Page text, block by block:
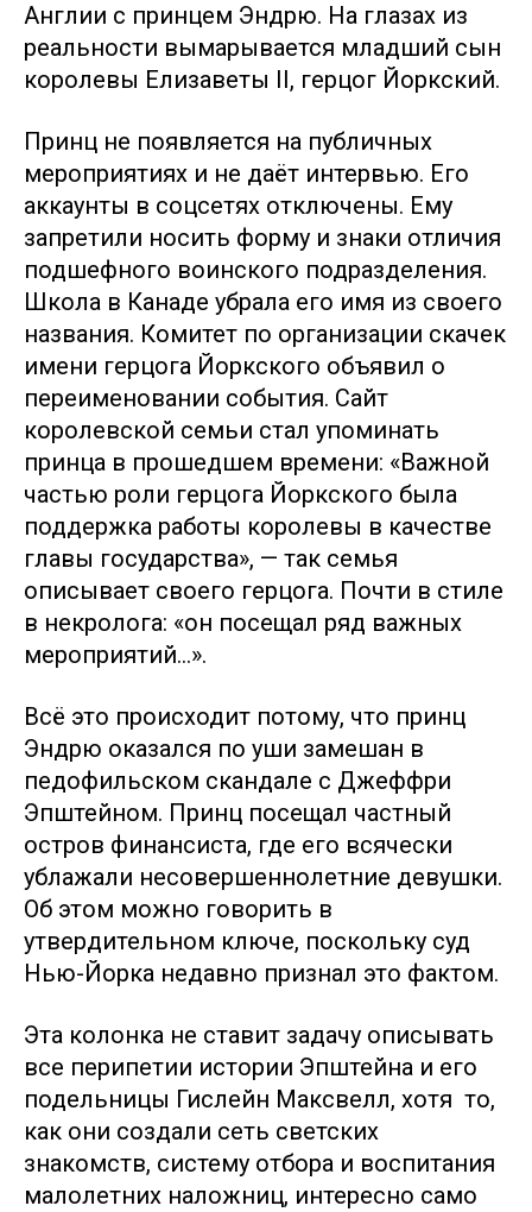
Англии с принцем Эндрю. На глазах из
реальности вымарывается младший сын
королевы Елизаветы II, герцог Йоркский.
Принц не появляется на публичных
мероприятиях и не даёт интервью. Его
аккаунты в соцсетях отключены. Ему
запретили носить форму и знаки отличия
подшефного воинского подразделения.
Школа в Канаде убрала его имя из своего
названия. Комитет по организации скачек
имени герцога Йоркского объявил о
переименовании события. Сайт
королевской семьи стал упоминать
принца в прошедшем времени: «Важной
частью роли герцога Йоркского была
поддержка работы королевы в качестве
главы государства», — так семья
описывает своего герцога. Почти в стиле
в некролога: «он посещал ряд важных
мероприятий…».
Всё это происходит потому, что принц
Эндрю оказался по уши замешан в
педофильском скандале с Джеффри
Эпштейном. Принц посещал частный
остров финансиста, где его всячески
ублажали несовершеннолетние девушки.
Об этом можно говорить в
утвердительном ключе, поскольку суд
Нью-Йорка недавно признал это фактом.
Эта колонка не ставит задачу описывать
все перипетии истории Эпштейна и его
подельницы Гислейн Максвелл, хотя то,
как они создали сеть светских
знакомств, систему отбора и воспитания
малолетних наложниц, интересно само